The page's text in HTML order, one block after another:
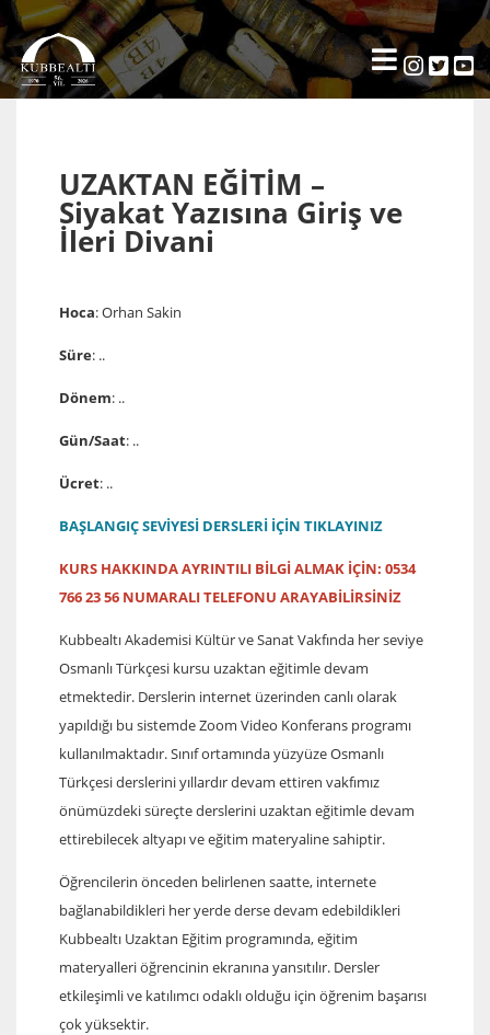
UZAKTAN EĞİTİM –
Siyakat Yazısına Giriş ve
İleri Divani
Hoca: Orhan Sakin
Süre: ..
Dönem: ..
Gün/Saat: ..
Ücret: ..
BAŞLANGIÇ SEVİYESİ DERSLERİ İÇİN TIKLAYINIZ
KURS HAKKINDA AYRINTILI BİLGİ ALMAK İÇİN: 0534
766 23 56 NUMARALI TELEFONU ARAYABİLİRSİNİZ
Kubbealtı Akademisi Kültür ve Sanat Vakfında her seviye
Osmanlı Türkçesi kursu uzaktan eğitimle devam
etmektedir. Derslerin internet üzerinden canlı olarak
yapıldığı bu sistemde Zoom Video Konferans programı
kullanılmaktadır. Sınıf ortamında yüzyüze Osmanlı
Türkçesi derslerini yıllardır devam ettiren vakfımız
önümüzdeki süreçte derslerini uzaktan eğitimle devam
ettirebilecek altyapı ve eğitim materyaline sahiptir.
Öğrencilerin önceden belirlenen saatte, internete
bağlanabildikleri her yerde derse devam edebildikleri
Kubbealtı Uzaktan Eğitim programında, eğitim
materyalleri öğrencinin ekranına yansıtılır. Dersler
etkileşimli ve katılımcı odaklı olduğu için öğrenim başarısı
çok yüksektir.